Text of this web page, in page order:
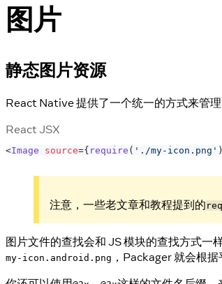
图片
静态图片资源
React Native 提供了一个统一的方式来管
React JSX
<Image source={ require ( './my-icon.png' )
注意，一些老文章和教程提到的
图片文件的查找会和 JS 模块的查找方式
my-icon.android.png ，Packager 就会根